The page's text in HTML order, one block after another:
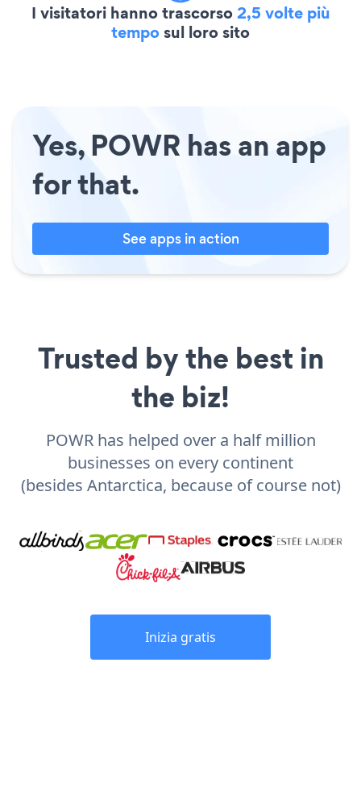
I visitatori hanno trascorso2,5 volte più
temposul loro sito
Yes, POWR has an app
for that.
See apps in action
Trusted by the best in
the biz!
POWR has helped over a half million
businesses on every continent
(besides Antarctica, because of course not)
Inizia gratis